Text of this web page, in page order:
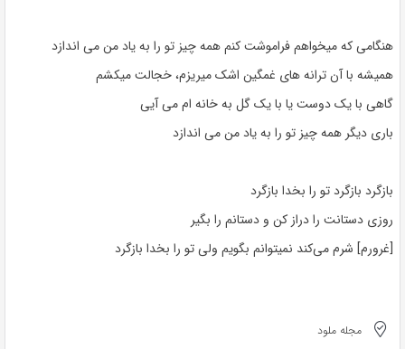
هنگامی که میخواهم فراموشت کنم همه چیز تو را به یاد من می اندازد
همیشه با آن ترانه های غمگین اشک میریزم، خجالت میکشم
گاهی با یک دوست یا با یک گل به خانه ام می آیی
باری دیگر همه چیز تو را به یاد من می اندازد
بازگرد بازگرد تو را بخدا بازگرد
روزی دستانت را دراز کن و دستانم را بگیر
[غرورم] شرم می‌کند نمیتوانم بگویم ولی تو را بخدا بازگرد
مجله ملود